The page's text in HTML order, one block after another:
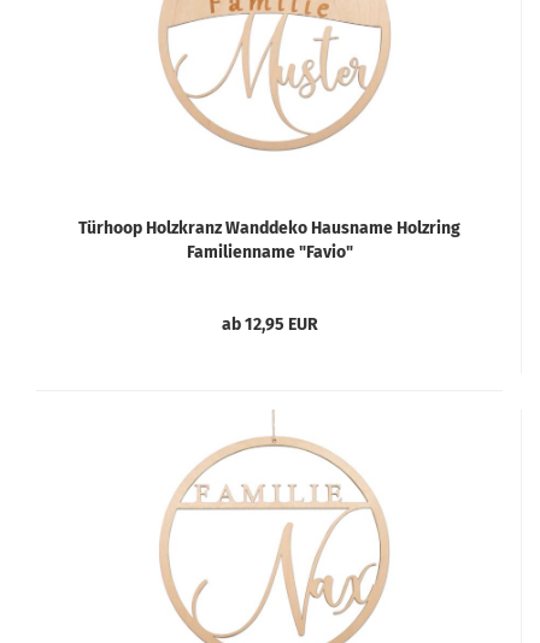
Türhoop Holzkranz Wanddeko Hausname Holzring
Familienname "Favio"
ab 12,95 EUR